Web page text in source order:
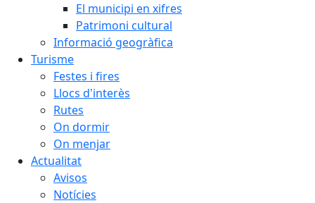
El municipi en xifres
Patrimoni cultural
Informació geogràfica
Turisme
Festes i fires
Llocs d'interès
Rutes
On dormir
On menjar
Actualitat
Avisos
Notícies